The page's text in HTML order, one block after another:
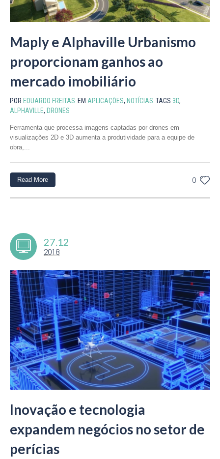
Maply e Alphaville Urbanismo
proporcionam ganhos ao
mercado imobiliário
POR EDUARDO FREITAS EM APLICAÇÕES, NOTÍCIAS TAGS 3D,
ALPHAVILLE, DRONES
Ferramenta que processa imagens captadas por drones em
visualizações 2D e 3D aumenta a produtividade para a equipe de
obra,...
0
Read More
27.12
2018
Inovação e tecnologia
expandem negócios no setor de
perícias